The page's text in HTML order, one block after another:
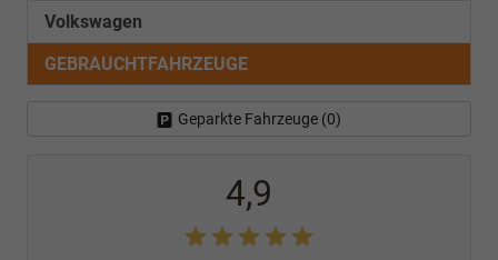
Volkswagen
GEBRAUCHTFAHRZEUGE
Geparkte Fahrzeuge (0)
4,9